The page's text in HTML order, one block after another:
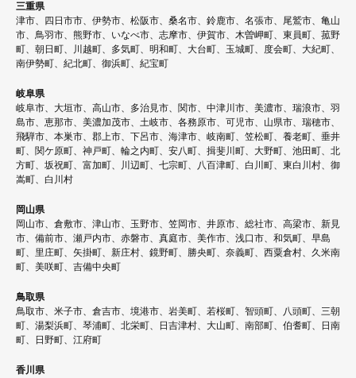
三重県
津市、四日市市、伊勢市、松阪市、桑名市、鈴鹿市、名張市、尾鷲市、亀山
市、鳥羽市、熊野市、いなべ市、志摩市、伊賀市、木曽岬町、東員町、菰野
町、朝日町、川越町、多気町、明和町、大台町、玉城町、度会町、大紀町、
南伊勢町、紀北町、御浜町、紀宝町
岐阜県
岐阜市、大垣市、高山市、多治見市、関市、中津川市、美濃市、瑞浪市、羽
島市、恵那市、美濃加茂市、土岐市、各務原市、可児市、山県市、瑞穂市、
飛騨市、本巣市、郡上市、下呂市、海津市、岐南町、笠松町、養老町、垂井
町、関ケ原町、神戸町、輪之内町、安八町、揖斐川町、大野町、池田町、北
方町、坂祝町、富加町、川辺町、七宗町、八百津町、白川町、東白川村、御
嵩町、白川村
岡山県
岡山市、倉敷市、津山市、玉野市、笠岡市、井原市、総社市、高梁市、新見
市、備前市、瀬戸内市、赤磐市、真庭市、美作市、浅口市、和気町、早島
町、里庄町、矢掛町、新庄村、鏡野町、勝央町、奈義町、西粟倉村、久米南
町、美咲町、吉備中央町
鳥取県
鳥取市、米子市、倉吉市、境港市、岩美町、若桜町、智頭町、八頭町、三朝
町、湯梨浜町、琴浦町、北栄町、日吉津村、大山町、南部町、伯耆町、日南
町、日野町、江府町
香川県